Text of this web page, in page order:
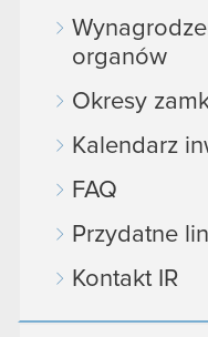
organów
Okresy
Kalendarz
FAQ
Przydatne
Kontakt IR